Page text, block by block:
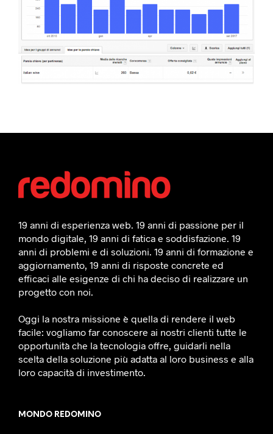
19 anni di esperienza web. 19 anni di passione per il
mondo digitale, 19 anni di fatica e soddisfazione. 19
anni di problemi e di soluzioni. 19 anni di formazione e
aggiornamento, 19 anni di risposte concrete ed
efficaci alle esigenze di chi ha deciso di realizzare un
progetto con noi.
Oggi la nostra missione è quella di rendere il web
facile: vogliamo far conoscere ai nostri clienti tutte le
opportunità che la tecnologia offre, guidarli nella
scelta della soluzione più adatta al loro business e alla
loro capacità di investimento.
MONDO REDOMINO